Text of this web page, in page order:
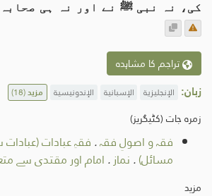
کی، نہ نبی ﷺ نے اور نہ ہی
تراجم کا مشاہدہ
زبان: الإنجليزية الإسبانية الإندونيسية مزید(18)
زمرہ جات (کٹیگریز)
فقہ و اصولِ فقہ. فقہِ عبادات
مسائل). نماز . امام اور مقتدی سے
مزید